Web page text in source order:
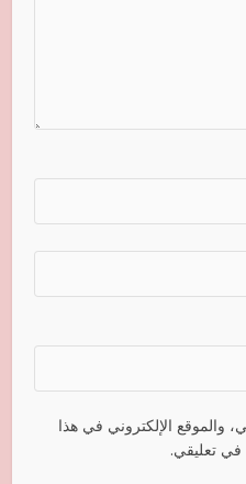
والموقع الإلكتروني في هذا
في تعليقي.